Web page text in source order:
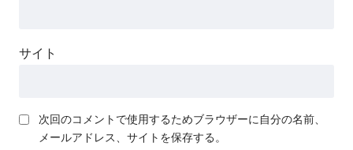
サイト
次回のコメントで使用するためブラウザーに自分の名前、
メールアドレス、サイトを保存する。